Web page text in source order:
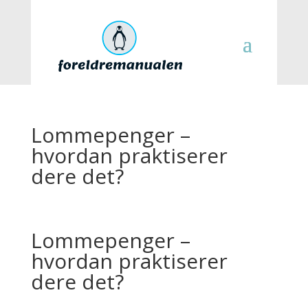
Lommepenger –
hvordan praktiserer
dere det?
Lommepenger –
hvordan praktiserer
dere det?